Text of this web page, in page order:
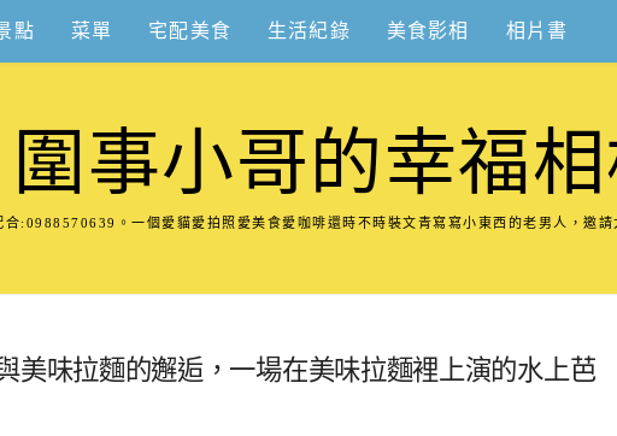
點 菜單 宅配美食 生活紀錄 美食影相 相片書
圍事小哥的幸福
合:0988570639。一個愛貓愛拍照愛美食愛咖啡還時不時裝文青寫寫小東西的老男人，邀
美味拉麵的邂逅，一場在美味拉麵裡上演的水上芭